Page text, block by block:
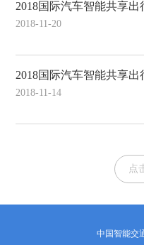
2018国际汽车智能共享
2018-11-20
2018国际汽车智能共享
2018-11-14
点
中国智能交